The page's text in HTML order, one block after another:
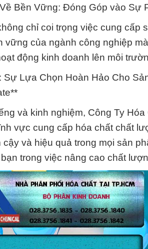
Bền Vững: Đóng Góp vào Sự
chỉ coi trọng việc cung
vững của ngành công nghiệp
động kinh doanh lên môi
Sự Lựa Chọn Hoàn Hảo Cho
và kinh nghiệm, Công Ty
vực cung cấp hóa chất chất
cậy và hiệu quả trong mọi sản
trong việc nâng cao chất